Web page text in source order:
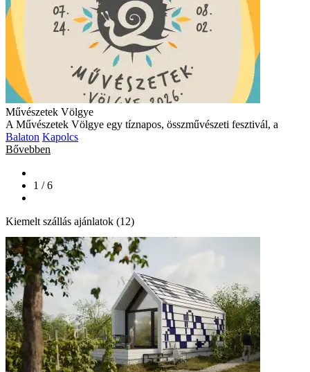
Művészetek Völgye
A Művészetek Völgye egy tíznapos, összművészeti fesztivál, a
Balaton Kapolcs
Bővebben
1 / 6
Kiemelt szállás ajánlatok (12)